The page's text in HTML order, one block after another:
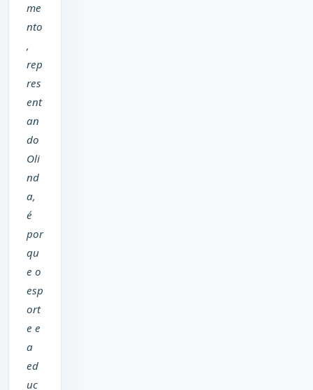
me
nto
,
rep
res
ent
an
do
Oli
nd
a,
é
por
qu
e o
esp
ort
e e
a
ed
uc